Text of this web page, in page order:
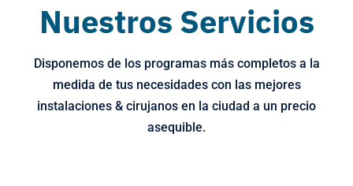
Nuestros Servicios
Disponemos de los programas más completos a la
medida de tus necesidades con las mejores
instalaciones & cirujanos en la ciudad a un precio
asequible.